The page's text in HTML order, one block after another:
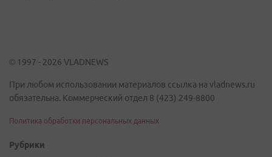
© 1997 - 2026 VLADNEWS
При любом использовании материалов ссылка на vladnews.ru
обязательна. Коммерческий отдел 8 (423) 249-8800
Политика обработки персональных данных
Рубрики